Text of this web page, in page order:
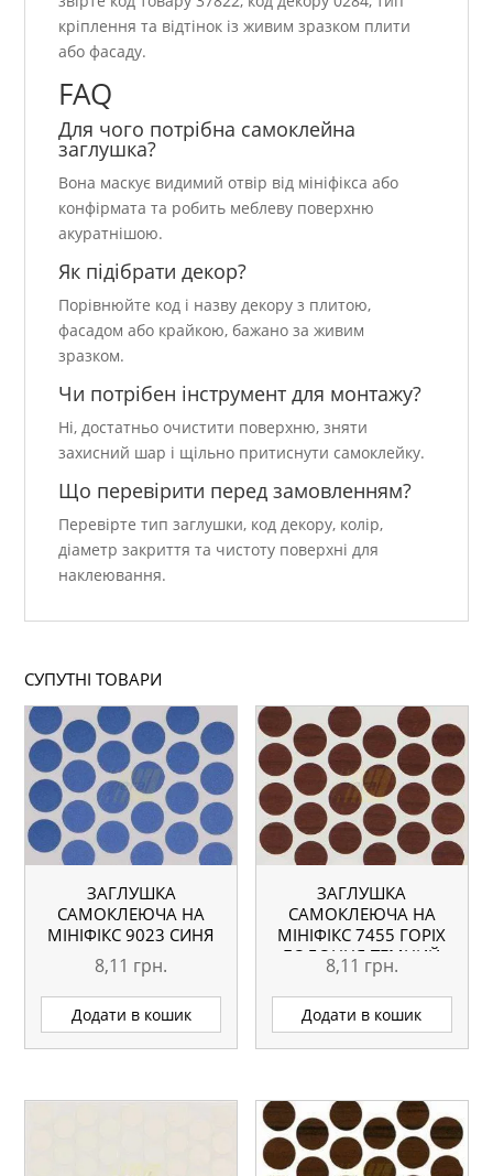
кріплення та відтінок із живим зразком плити
або фасаду.
FAQ
Для чого потрібна самоклейна
заглушка?
Вона маскує видимий отвір від мініфікса або
конфірмата та робить меблеву поверхню
акуратнішою.
Як підібрати декор?
Порівнюйте код і назву декору з плитою,
фасадом або крайкою, бажано за живим
зразком.
Чи потрібен інструмент для монтажу?
Ні, достатньо очистити поверхню, зняти
захисний шар і щільно притиснути самоклейку.
Що перевірити перед замовленням?
Перевірте тип заглушки, код декору, колір,
діаметр закриття та чистоту поверхні для
наклеювання.
СУПУТНІ ТОВАРИ
ЗАГЛУШКА
САМОКЛЕЮЧА НА
МІНІФІКС 9023 СИНЯ
8,11 грн.
Додати в кошик
ЗАГЛУШКА
САМОКЛЕЮЧА НА
МІНІФІКС 7455 ГОРІХ
БОЛОННЯ ТЕМНИЙ
8,11 грн.
Додати в кошик